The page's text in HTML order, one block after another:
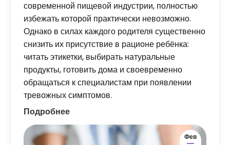
современной пищевой индустрии, полностью
избежать которой практически невозможно.
Однако в силах каждого родителя существенно
снизить их присутствие в рационе ребёнка:
читать этикетки, выбирать натуральные
продукты, готовить дома и своевременно
обращаться к специалистам при появлении
тревожных симптомов.
Подробнее
Фев